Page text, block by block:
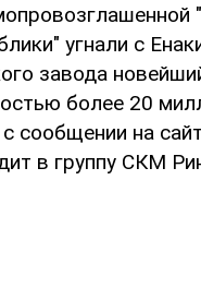
угнали с
завода
более 20
сообщении на
в группу СКМ